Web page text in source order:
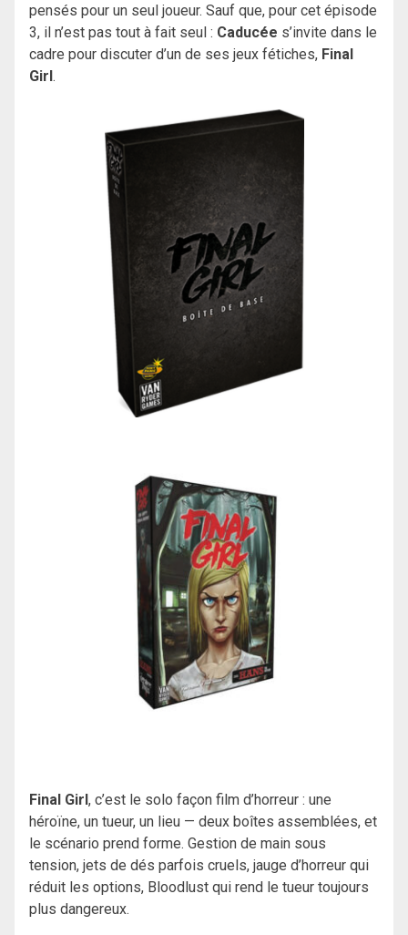
pensés pour un seul joueur. Sauf que, pour cet épisode
3, il n’est pas tout à fait seul : Caducée s’invite dans le
cadre pour discuter d’un de ses jeux fétiches, Final
Girl.
Final Girl, c’est le solo façon film d’horreur : une
héroïne, un tueur, un lieu — deux boîtes assemblées, et
le scénario prend forme. Gestion de main sous
tension, jets de dés parfois cruels, jauge d’horreur qui
réduit les options, Bloodlust qui rend le tueur toujours
plus dangereux.